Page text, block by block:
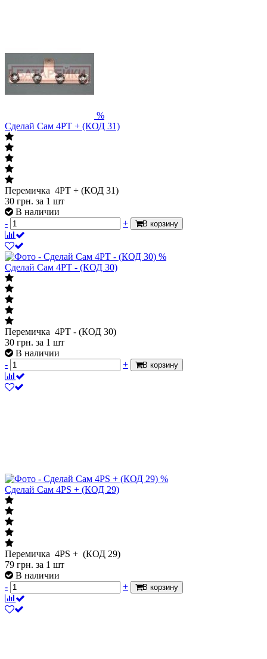
%
Сделай Сам 4PT + (КОД 31)
Перемичка 4PT + (КОД 31)
30 грн. за 1 шт
В наличии
-
+ В корзину
%
Сделай Сам 4PT - (КОД 30)
Перемичка 4PT - (КОД 30)
30 грн. за 1 шт
В наличии
-
+ В корзину
%
Сделай Сам 4PS + (КОД 29)
Перемичка 4PS + (КОД 29)
79 грн. за 1 шт
В наличии
-
+ В корзину